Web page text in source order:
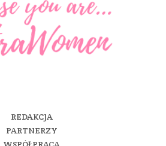
REDAKCJA
PARTNERZY